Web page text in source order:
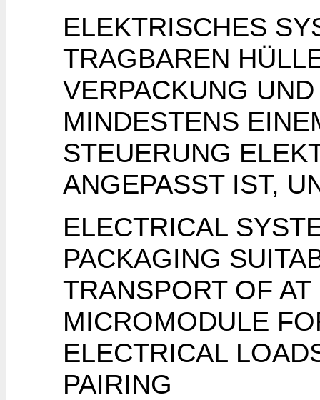
ELEKTRISCHES
TRAGBAREN
VERPACKUNG
MINDESTENS
STEUERUNG
ANGEPASST IST,
ELECTRICAL
PACKAGING
TRANSPORT OF
MICROMODULE
ELECTRICAL
PAIRING